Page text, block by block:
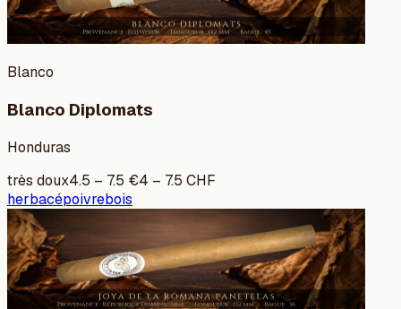
Blanco
Blanco Diplomats
Honduras
très doux4.5 – 7.5 €4 – 7.5 CHF
herbacépoivrebois